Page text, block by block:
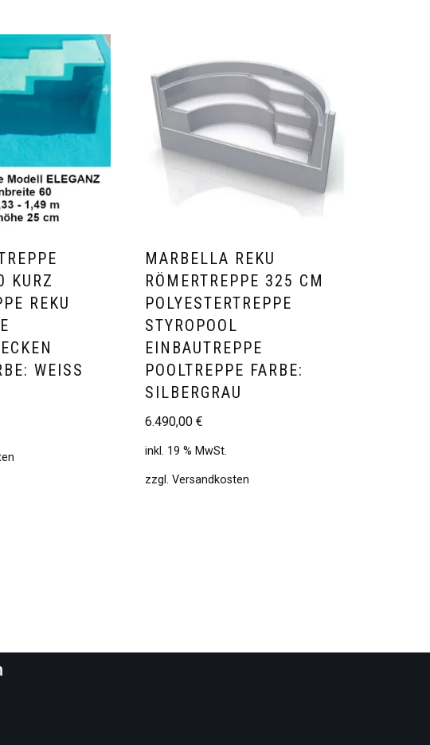
KURZ
REKU
WEISS
MARBELLA REKU
RÖMERTREPPE 325 CM
POLYESTERTREPPE
STYROPOOL
EINBAUTREPPE
POOLTREPPE FARBE:
SILBERGRAU
6.490,00€
inkl. 19 % MwSt.
zzgl.Versandkosten